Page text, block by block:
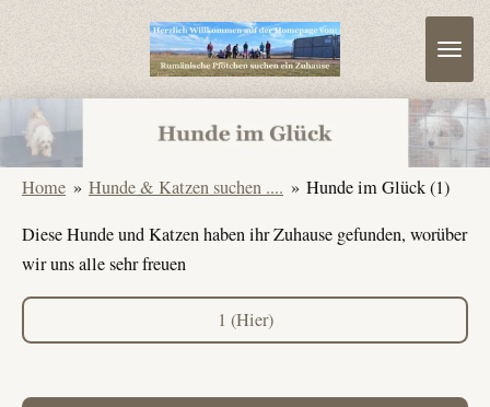
Home » Hunde & Katzen suchen .... » Hunde im Glück (1)
Diese Hunde und Katzen haben ihr Zuhause gefunden, worüber
wir uns alle sehr freuen
1 (Hier)